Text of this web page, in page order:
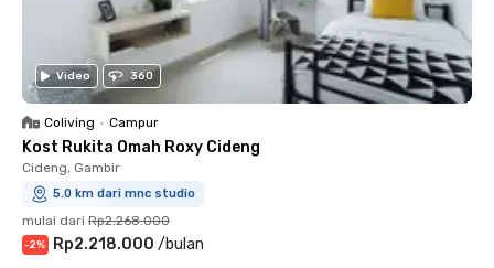
Video 360
Coliving • Campur
Kost Rukita Omah Roxy Cideng
Cideng, Gambir
5.0 km dari mnc studio
mulai dari Rp2.268.000
-2% Rp2.218.000 /bulan